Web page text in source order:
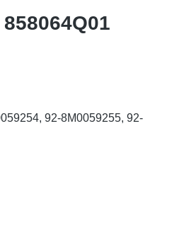
92-8M0059255, 92-